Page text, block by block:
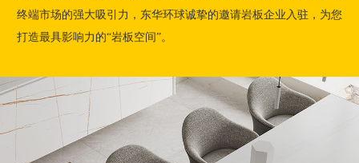
终端市场的强大吸引力，东华环球诚挚的邀请岩板企业入驻，为您
打造最具影响力的“岩板空间”。